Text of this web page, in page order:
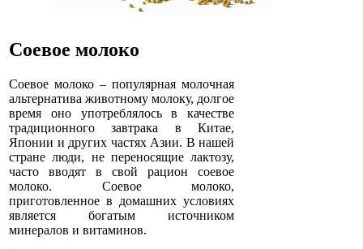
Соевое молоко
Соевое молоко – популярная молочная
альтернатива животному молоку, долгое
время оно употреблялось в качестве
традиционного завтрака в Китае,
Японии и других частях Азии. В нашей
стране люди, не переносящие лактозу,
часто вводят в свой рацион соевое
молоко. Соевое молоко,
приготовленное в домашних условиях
является богатым источником
минералов и витаминов.